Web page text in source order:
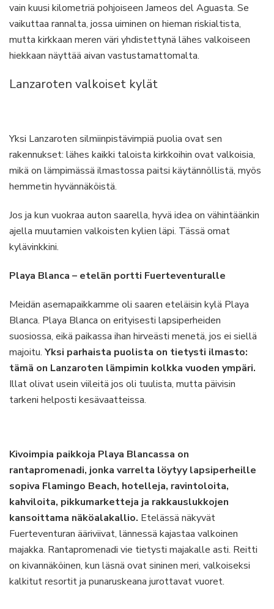
vain kuusi kilometriä pohjoiseen Jameos del Aguasta. Se
vaikuttaa rannalta, jossa uiminen on hieman riskialtista,
mutta kirkkaan meren väri yhdistettynä lähes valkoiseen
hiekkaan näyttää aivan vastustamattomalta.
Lanzaroten valkoiset kylät
Yksi Lanzaroten silmiinpistävimpiä puolia ovat sen
rakennukset: lähes kaikki taloista kirkkoihin ovat valkoisia,
mikä on lämpimässä ilmastossa paitsi käytännöllistä, myös
hemmetin hyvännäköistä.
Jos ja kun vuokraa auton saarella, hyvä idea on vähintäänkin
ajella muutamien valkoisten kylien läpi. Tässä omat
kylävinkkini.
Playa Blanca – etelän portti Fuerteventuralle
Meidän asemapaikkamme oli saaren eteläisin kylä Playa
Blanca. Playa Blanca on erityisesti lapsiperheiden
suosiossa, eikä paikassa ihan hirveästi menetä, jos ei siellä
majoitu. Yksi parhaista puolista on tietysti ilmasto:
tämä on Lanzaroten lämpimin kolkka vuoden ympäri.
Illat olivat usein viileitä jos oli tuulista, mutta päivisin
tarkeni helposti kesävaatteissa.
Kivoimpia paikkoja Playa Blancassa on
rantapromenadi, jonka varrelta löytyy lapsiperheille
sopiva Flamingo Beach, hotelleja, ravintoloita,
kahviloita, pikkumarketteja ja rakkauslukkojen
kansoittama näköalakallio. Etelässä näkyvät
Fuerteventuran ääriviivat, lännessä kajastaa valkoinen
majakka. Rantapromenadi vie tietysti majakalle asti. Reitti
on kivannäköinen, kun läsnä ovat sininen meri, valkoiseksi
kalkitut resortit ja punaruskeana jurottavat vuoret.